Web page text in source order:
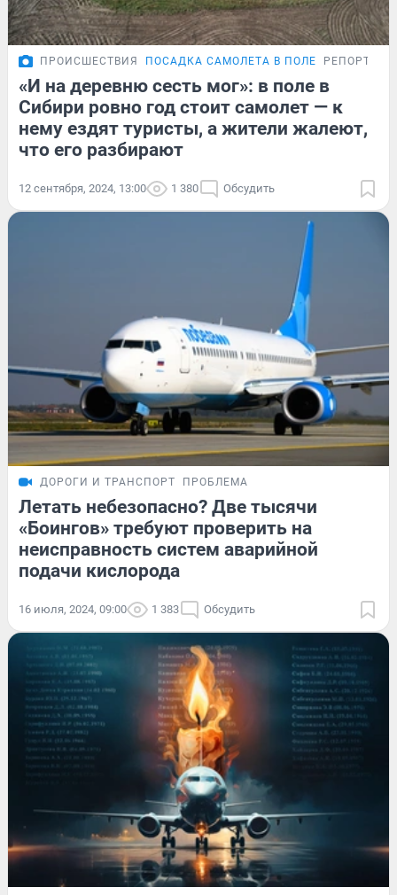
ПРОИСШЕСТВИЯ ПОСАДКА САМОЛЕТА В ПОЛЕ РЕПОРТАЖ
«И на деревню сесть мог»: в поле в
Сибири ровно год стоит самолет — к
нему ездят туристы, а жители жалеют,
что его разбирают
12 сентября, 2024, 13:00 1 380 Обсудить
ДОРОГИ И ТРАНСПОРТ ПРОБЛЕМА
Летать небезопасно? Две тысячи
«Боингов» требуют проверить на
неисправность систем аварийной
подачи кислорода
16 июля, 2024, 09:00 1 383 Обсудить